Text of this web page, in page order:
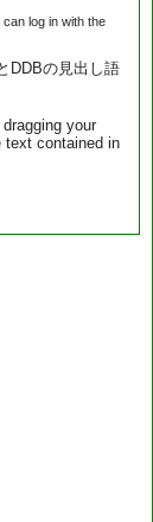
log in with the
DDBの見出し語
your
text contained in